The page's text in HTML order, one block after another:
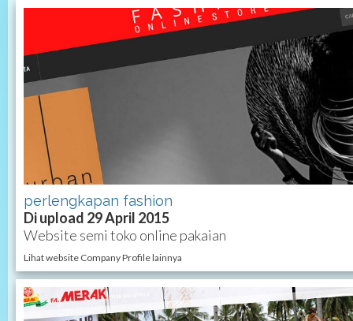
perlengkapan fashion
Di upload 29 April 2015
Website semi toko online pakaian
Lihat website Company Profile lainnya